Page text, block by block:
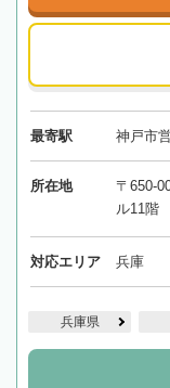
最寄駅 神戸市
所在地
〒650-
ル11階
対応エリア 兵庫
兵庫県